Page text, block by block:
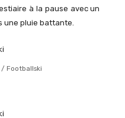
à la pause avec un
une pluie battante.
Footballski